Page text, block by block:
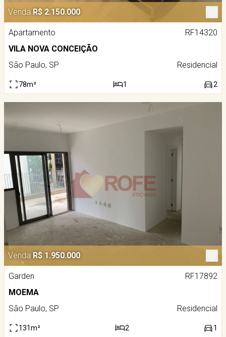
Venda R$ 2.150.000
Apartamento
RF14320
VILA NOVA CONCEIÇÃO
São Paulo, SP
Residencial
78m² 1 2
Venda R$ 1.950.000
Garden
RF17892
MOEMA
São Paulo, SP
Residencial
131m² 2 1